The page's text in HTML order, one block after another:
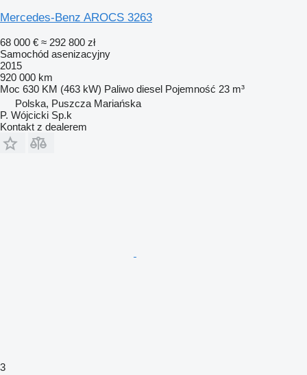
Mercedes-Benz AROCS 3263
68 000 € ≈ 292 800 zł
Samochód asenizacyjny
2015
920 000 km
Moc 630 KM (463 kW) Paliwo diesel Pojemność 23 m³
Polska, Puszcza Mariańska
P. Wójcicki Sp.k
Kontakt z dealerem
3